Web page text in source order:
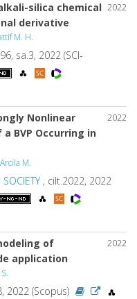
2022
silica chemical
derivative
M. H.
sa.3, 2022 (SCI-
2022
Nonlinear
BVP Occurring in
M.
, cilt.2022, 2022
2022
of
application
2022 (Scopus)